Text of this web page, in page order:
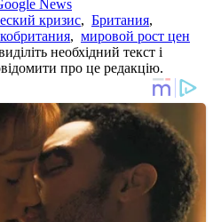
News
кризис, Британия,
, мировой рост цен
необхідний текст і
про це редакцію.